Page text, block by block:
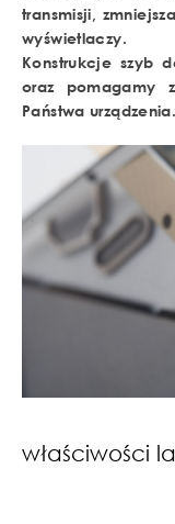
transmisji,
wyświetlaczy.
Konstrukcje szyb
oraz pomagamy
Państwa urządzenia.
właściwości